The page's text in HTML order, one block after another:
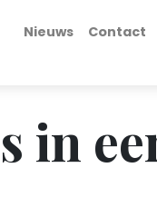
Nieuws Contact
in